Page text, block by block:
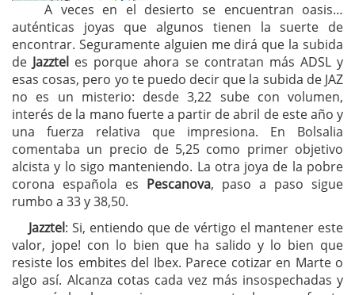
A veces en el desierto se encuentran oasis…
auténticas joyas que algunos tienen la suerte de
encontrar. Seguramente alguien me dirá que la subida
de Jazztel es porque ahora se contratan más ADSL y
esas cosas, pero yo te puedo decir que la subida de JAZ
no es un misterio: desde 3,22 sube con volumen,
interés de la mano fuerte a partir de abril de este año y
una fuerza relativa que impresiona. En Bolsalia
comentaba un precio de 5,25 como primer objetivo
alcista y lo sigo manteniendo. La otra joya de la pobre
corona española es Pescanova, paso a paso sigue
rumbo a 33 y 38,50.
Jazztel: Si, entiendo que de vértigo el mantener este
valor, jope! con lo bien que ha salido y lo bien que
resiste los embites del Ibex. Parece cotizar en Marte o
algo así. Alcanza cotas cada vez más insospechadas y